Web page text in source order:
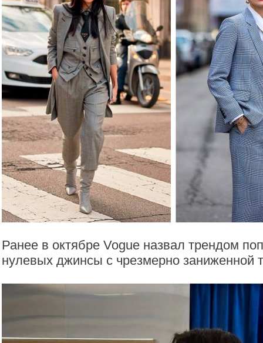
Ранее в октябре Vogue назвал трендом
нулевых джинсы с чрезмерно заниженной